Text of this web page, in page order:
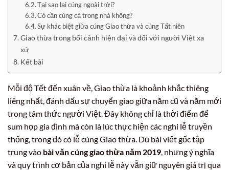
Tại sao lại cúng ngoài trời?
Có cần cúng cả trong nhà không?
Sự khác biệt giữa cúng Giao thừa và cúng Tất niên
Giao thừa trong bối cảnh hiện đại và đối với người Việt xa
xứ
Kết bài
Mỗi độ Tết đến xuân về, Giao thừa là khoảnh khắc thiêng
liêng nhất, đánh dấu sự chuyển giao giữa năm cũ và năm mới
trong tâm thức người Việt. Đây không chỉ là thời điểm để
sum họp gia đình mà còn là lúc thực hiện các nghi lễ truyền
thống, trong đó có lễ cúng Giao thừa. Dù bài viết gốc tập
trung vào bài văn cúng giao thừa năm 2019, nhưng ý nghĩa
và quy trình cơ bản của nghi lễ này vẫn giữ nguyên giá trị qua